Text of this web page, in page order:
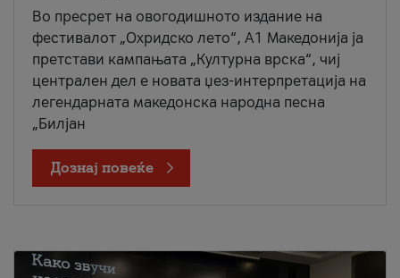
Во пресрет на овогодишното издание на
фестивалот „Охридско лето“, А1 Македонија ја
претстави кампањата „Културна врска“, чиј
централен дел е новата џез-интерпретација на
легендарната македонска народна песна
„Билјан
Дознај повеќе